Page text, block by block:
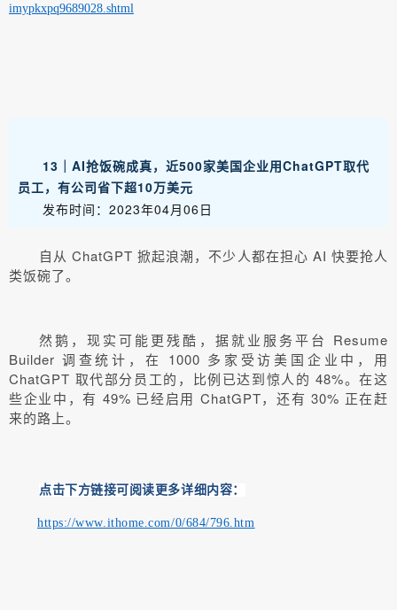
imypkxpq9689028.shtml
13｜AI抢饭碗成真，近500家美国企业用ChatGPT取代
员工，有公司省下超10万美元
发布时间：2023年04月06日
自从 ChatGPT 掀起浪潮，不少人都在担心 AI 快要抢人
类饭碗了。
然鹅，现实可能更残酷，据就业服务平台 Resume
Builder 调查统计，在 1000 多家受访美国企业中，用
ChatGPT 取代部分员工的，比例已达到惊人的 48%。在这
些企业中，有 49% 已经启用 ChatGPT，还有 30% 正在赶
来的路上。
点击下方链接可阅读更多详细内容：
https://www.ithome.com/0/684/796.htm